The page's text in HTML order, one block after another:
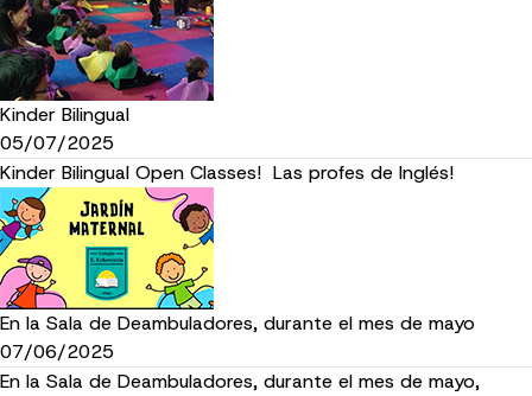
Kinder Bilingual
05/07/2025
Kinder Bilingual Open Classes! Las profes de Inglés!
En la Sala de Deambuladores, durante el mes de mayo
07/06/2025
En la Sala de Deambuladores, durante el mes de mayo,